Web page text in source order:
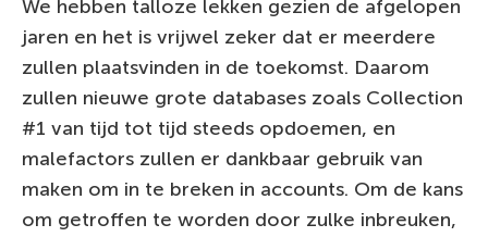
We hebben talloze lekken gezien de afgelopen
jaren en het is vrijwel zeker dat er meerdere
zullen plaatsvinden in de toekomst. Daarom
zullen nieuwe grote databases zoals Collection
#1 van tijd tot tijd steeds opdoemen, en
malefactors zullen er dankbaar gebruik van
maken om in te breken in accounts. Om de kans
om getroffen te worden door zulke inbreuken,